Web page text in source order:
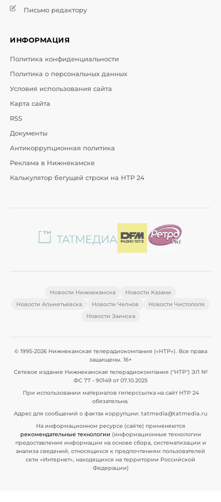
Письмо редактору
ИНФОРМАЦИЯ
Политика конфиденциальности
Политика о персональных данных
Условия использования сайта
Карта сайта
RSS
Документы
Антикоррупционная политика
Реклама в Нижнекамске
Калькулятор бегущей строки на НТР 24
Новости Нижнекамска
Новости Казани
Новости Альметьевска
Новости Челнов
Новости Чистополя
Новости Заинска
© 1995-2026 Нижнекамская телерадиокомпания («НТР»). Все права
защищены. 16+
Сетевое издание Нижнекамская телерадиокомпания ("НТР") ЭЛ №
ФС 77 - 90149 от 07.10.2025
При использовании материалов гиперссылка на сайт НТР 24
обязательна.
Адрес для сообщений о фактах коррупции: tatmedia@tatmedia.ru
На информационном ресурсе (сайте) применяются
рекомендательные технологии (информационные технологии
предоставления информации на основе сбора, систематизации и
анализа сведений, относящихся к предпочтениям пользователей
сети «Интернет», находящихся на территории Российской
Федерации)